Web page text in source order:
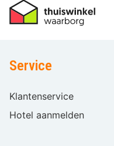
Service
Klantenservice
Hotel aanmelden